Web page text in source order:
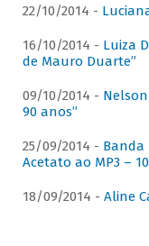
22/10/2014 -
16/10/2014 - Luiza
de Mauro Duarte”
09/10/2014 -
90 anos”
25/09/2014 - Banda
Acetato ao MP3 –
18/09/2014 - Aline